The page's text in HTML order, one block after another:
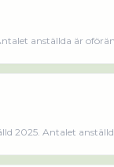
anställda är
2025. Antalet